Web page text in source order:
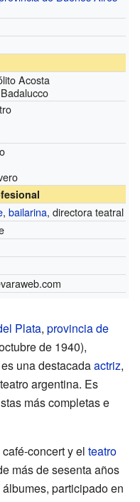
Acosta
,bailarina, directora teatral
Plata, provincia de
de 1940),
una destacadaactriz,
argentina. Es
más completas e
concert y el teatro
más de sesenta años
participado en